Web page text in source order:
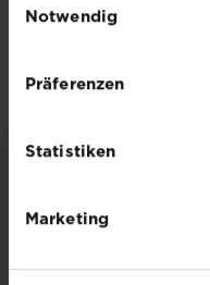
Nutzung der Dienste
Notwendig
Präferenzen
Statistiken
Marketing
Alle Artikel